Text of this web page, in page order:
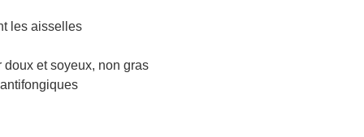
les aisselles
doux et soyeux, non gras